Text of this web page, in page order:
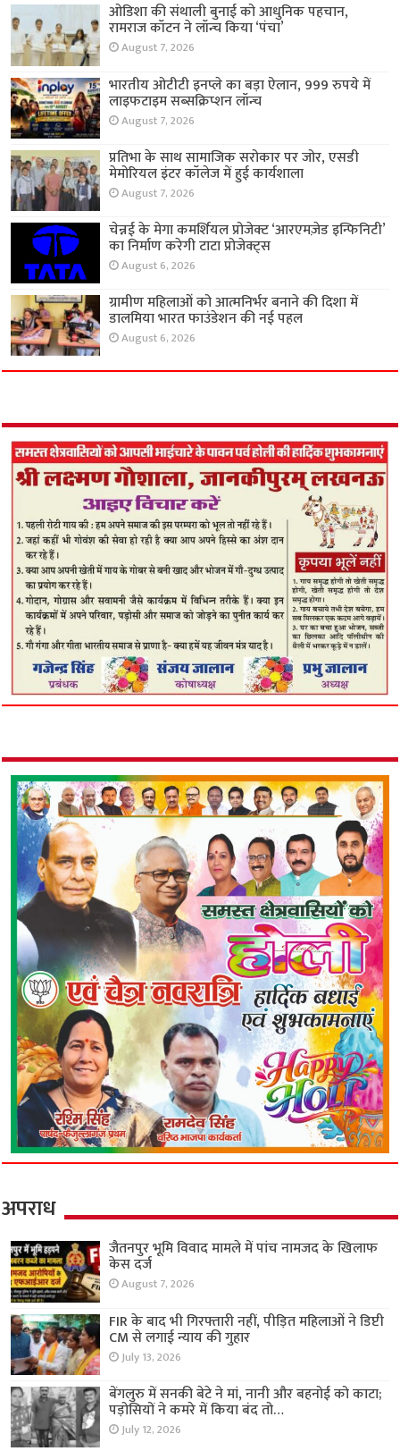
ओडिशा की संथाली बुनाई को आधुनिक पहचान,
रामराज कॉटन ने लॉन्च किया ‘पंचा’
August 7, 2026
भारतीय ओटीटी इनप्ले का बड़ा ऐलान, 999 रुपये में
लाइफटाइम सब्सक्रिप्शन लॉन्च
August 7, 2026
प्रतिभा के साथ सामाजिक सरोकार पर जोर, एसडी
मेमोरियल इंटर कॉलेज में हुई कार्यशाला
August 7, 2026
चेन्नई के मेगा कमर्शियल प्रोजेक्ट ‘आरएमज़ेड इन्फिनिटी’
का निर्माण करेगी टाटा प्रोजेक्ट्स
August 6, 2026
ग्रामीण महिलाओं को आत्मनिर्भर बनाने की दिशा में
डालमिया भारत फाउंडेशन की नई पहल
August 6, 2026
अपराध
जैतनपुर भूमि विवाद मामले में पांच नामजद के खिलाफ
केस दर्ज
August 7, 2026
FIR के बाद भी गिरफ्तारी नहीं, पीड़ित महिलाओं ने डिप्टी
CM से लगाई न्याय की गुहार
July 13, 2026
बेंगलुरु में सनकी बेटे ने मां, नानी और बहनोई को काटा;
पड़ोसियों ने कमरे में किया बंद तो…
July 12, 2026